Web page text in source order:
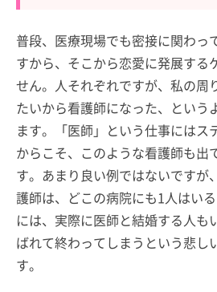
普段、医療現場でも密接に関わっ
すから、そこから恋愛に発展する
せん。人それぞれですが、私の周
たいから看護師になった、という
ます。「医師」という仕事にはス
からこそ、このような看護師も出
す。あまり良い例ではないですが
護師は、どこの病院にも1人はい
には、実際に医師と結婚する人も
ばれて終わってしまうという悲し
す。